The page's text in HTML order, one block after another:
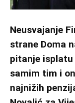
Neusvajanje
strane Doma
pitanje isplatu
samim tim i
najnižih